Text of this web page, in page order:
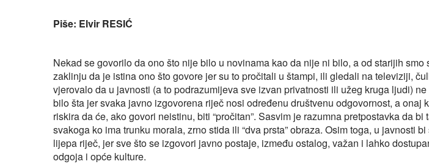
Piše: Elvir RESIĆ
Nekad se govorilo da ono što nije bilo u novinama kao da nije ni bilo, a od starijih smo
zaklinju da je istina ono što govore jer su to pročitali u štampi, ili gledali na televiziji,
vjerovalo da u javnosti (a to podrazumijeva sve izvan privatnosti ili užeg kruga ljudi)
bilo šta jer svaka javno izgovorena riječ nosi određenu društvenu odgovornost, a onaj
riskira da će, ako govori neistinu, biti “pročitan”. Sasvim je razumna pretpostavka da bi
svakoga ko ima trunku morala, zrno stida ili “dva prsta” obraza. Osim toga, u javnosti
lijepa riječ, jer sve što se izgovori javno postaje, između ostalog, važan i lahko
odgoja i opće kulture.